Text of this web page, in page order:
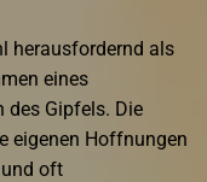
herausfordernd als
eines
des Gipfels. Die
eigenen Hoffnungen
und oft